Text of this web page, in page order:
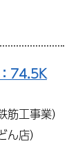
74.5K
工事業）
店）